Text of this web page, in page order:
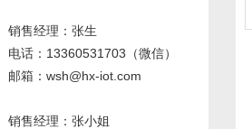
销售经理：张生
电话 ：13360531703 （微信）
邮箱：wsh@hx-iot.com
销售经理：张小姐